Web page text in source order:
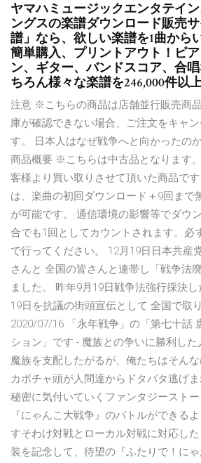
ヤマハミュージックエンタテイ
ングスの楽譜ダウンロード販売
譜」なら、欲しい楽譜を1曲から
簡単購入、プリントアウト！ピ
ン、ギター、バンドスコア、合
ちろん様々な楽譜を246,000件以
注意 ※こちらの商品は店舗並行販売商
庫が確認できない場合、ご注文をキャ
す。 日本人はなぜ戦争へと向かったのか
商品概要 ※こちらは中古品となります
客様より買い取りさせて頂いた商品で
は、楽曲の初回ダウンロード＋9回まで
が可能です。 通信環境の影響等でダウ
合でも1回としてカウントされます。必
で行ってください。 12月19日日本共産
さんと 全国の皆さんと連帯し「戦争法
ました。 昨年9月19日戦争法強行採決
19日を抗議の街頭宣伝として 全国で取
2020/07/16 「永年戦争」の「第七十話
ション」です - 魔族との争いに勝利し
魔族を支配したがるが、俺たちはそん
カボチャ頭が人間達からドタバタ逃げ
秘密に気付いていくファンタジースト
『にゃんこ大戦争』のバトルができる
すそわけ対戦とローカル対戦に対応し
装を記念して、待望の『ふたりで！に